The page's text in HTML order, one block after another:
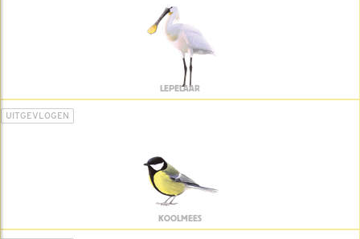
LEPELAAR
UITGEVLOGEN
KOOLMEES